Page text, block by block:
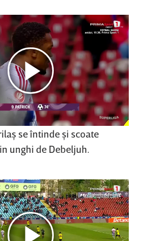
se întinde şi scoate
unghi de Debeljuh.